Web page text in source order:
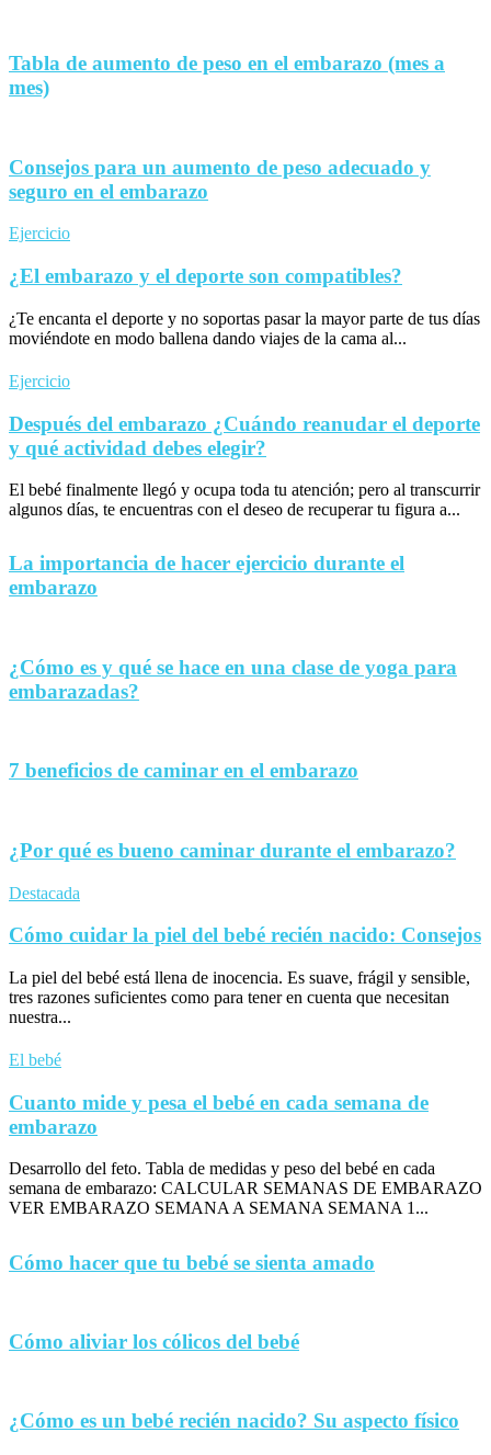
Tabla de aumento de peso en el embarazo (mes a
mes)
Consejos para un aumento de peso adecuado y
seguro en el embarazo
Ejercicio
¿El embarazo y el deporte son compatibles?
¿Te encanta el deporte y no soportas pasar la mayor parte de tus días
moviéndote en modo ballena dando viajes de la cama al...
Ejercicio
Después del embarazo ¿Cuándo reanudar el deporte
y qué actividad debes elegir?
El bebé finalmente llegó y ocupa toda tu atención; pero al transcurrir
algunos días, te encuentras con el deseo de recuperar tu figura a...
La importancia de hacer ejercicio durante el
embarazo
¿Cómo es y qué se hace en una clase de yoga para
embarazadas?
7 beneficios de caminar en el embarazo
¿Por qué es bueno caminar durante el embarazo?
Destacada
Cómo cuidar la piel del bebé recién nacido: Consejos
La piel del bebé está llena de inocencia. Es suave, frágil y sensible,
tres razones suficientes como para tener en cuenta que necesitan
nuestra...
El bebé
Cuanto mide y pesa el bebé en cada semana de
embarazo
Desarrollo del feto. Tabla de medidas y peso del bebé en cada
semana de embarazo: CALCULAR SEMANAS DE EMBARAZO
VER EMBARAZO SEMANA A SEMANA SEMANA 1...
Cómo hacer que tu bebé se sienta amado
Cómo aliviar los cólicos del bebé
¿Cómo es un bebé recién nacido? Su aspecto físico